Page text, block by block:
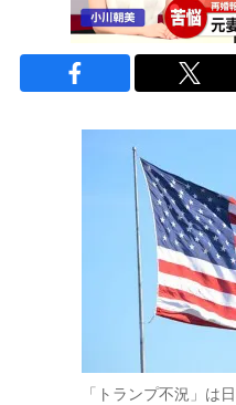
「トランプ不況」は